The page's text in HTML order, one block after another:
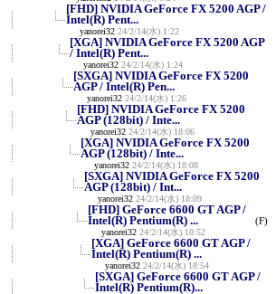
[FHD] NVIDIA GeForce FX 5200 AGP /
Intel(R) Pent...
yanorei32 24/2/14(水) 1:22
[XGA] NVIDIA GeForce FX 5200 AGP
/ Intel(R) Pent...
yanorei32 24/2/14(水) 1:24
[SXGA] NVIDIA GeForce FX 5200
AGP / Intel(R) Pen...
yanorei32 24/2/14(水) 1:26
[FHD] NVIDIA GeForce FX 5200
AGP (128bit) / Inte...
yanorei32 24/2/14(水) 18:06
[XGA] NVIDIA GeForce FX 5200
AGP (128bit) / Inte...
yanorei32 24/2/14(水) 18:08
[SXGA] NVIDIA GeForce FX 5200
AGP (128bit) / Int...
yanorei32 24/2/14(水) 18:09
[FHD] GeForce 6600 GT AGP /
Intel(R) Pentium(R) ...
yanorei32 24/2/14(水) 18:52
(F)
[XGA] GeForce 6600 GT AGP /
Intel(R) Pentium(R) ...
yanorei32 24/2/14(水) 18:54
[SXGA] GeForce 6600 GT AGP /
Intel(R) Pentium(R)...